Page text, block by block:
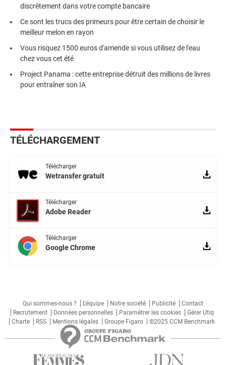
discrètement dans votre compte bancaire
Ce sont les trucs des primeurs pour être certain de choisir le
meilleur melon en rayon
Vous risquez 1500 euros d'amende si vous utilisez de l'eau
chez vous cet été
Project Panama : cette entreprise détruit des millions de livres
pour entraîner son IA
TÉLÉCHARGEMENT
Télécharger
Wetransfer gratuit
Télécharger
Adobe Reader
Télécharger
Google Chrome
Qui sommes-nous ? L'équipe Notre société Publicité
Contact
Recrutement
Données personnelles Paramétrer les cookies
Gérer Utiq
Charte
RSS Mentions légales Groupe Figaro ©2025 CCM Benchmark